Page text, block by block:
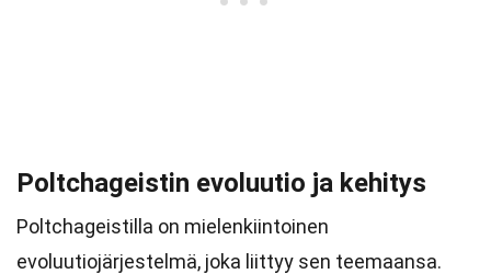
Poltchageistin evoluutio ja kehitys
Poltchageistilla on mielenkiintoinen
evoluutiojärjestelmä, joka liittyy sen teemaansa.